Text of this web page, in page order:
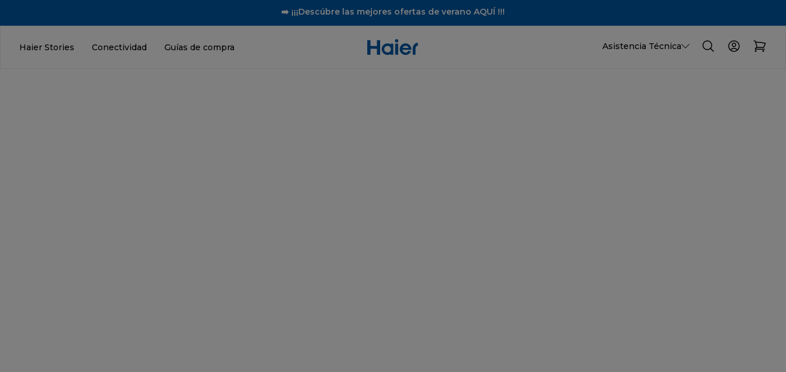
➡️ ¡¡¡Descúbre las mejores ofertas de verano AQUÍ !!!
Haier Stories Conectividad Guías de compra Asistencia Técnica